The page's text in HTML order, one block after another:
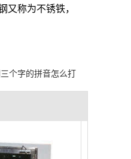
又称为不锈铁，
个字的拼音怎么打